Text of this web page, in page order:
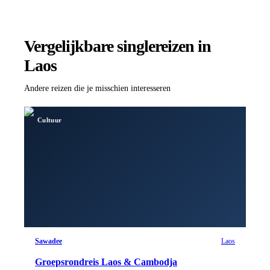
Vergelijkbare singlereizen in
Laos
Andere reizen die je misschien interesseren
Cultuur
Sawadee Laos
Groepsrondreis Laos & Cambodja